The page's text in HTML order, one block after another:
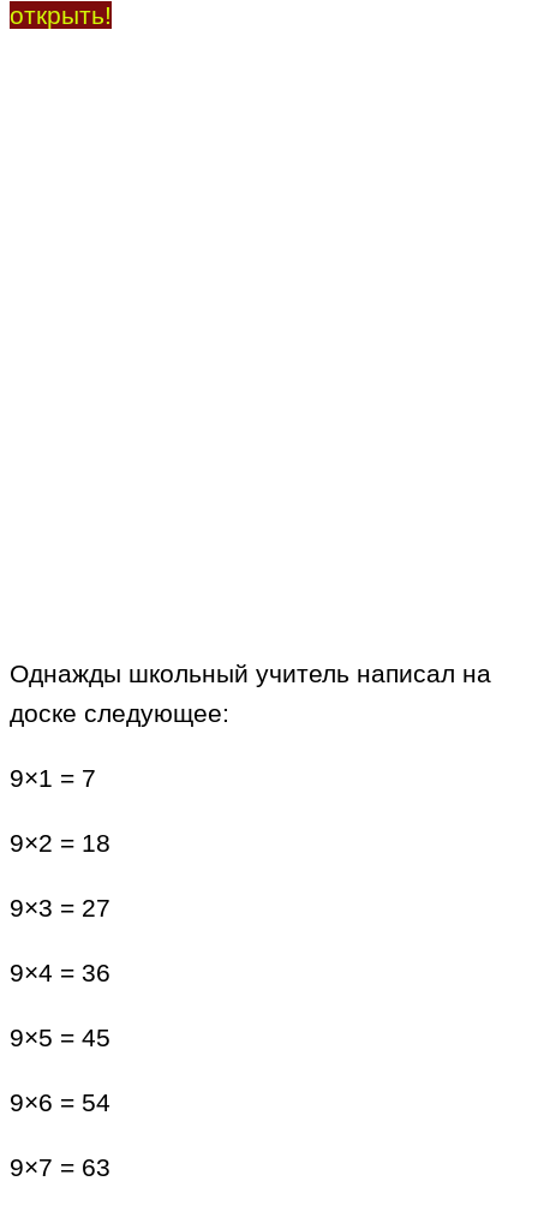
открыть!
Однажды школьный учитель написал на
доске следующее:
9×1 = 7
9×2 = 18
9×3 = 27
9×4 = 36
9×5 = 45
9×6 = 54
9×7 = 63